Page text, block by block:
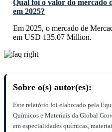
Qual foi o valor do mercado
em 2025?
Em 2025, o mercado de
em USD 135.07 Million.
Sobre o(s) autor(es):
Este relatório foi elaborado pela
Químicos e Materiais da Global
em especialidades químicas,